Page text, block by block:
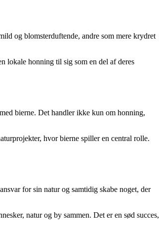
og blomsterduftende, andre som mere krydret
lokale honning til sig som en del af deres
bierne. Det handler ikke kun om honning,
hvor bierne spiller en central rolle.
for sin natur og samtidig skabe noget, der
natur og by sammen. Det er en sød succes,